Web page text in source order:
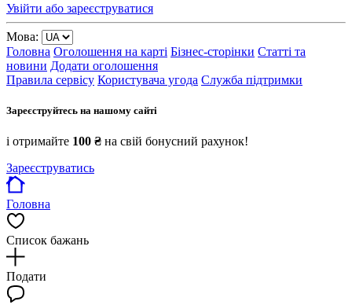
Увійти або зареєструватися
Мова:
Головна Оголошення на карті Бізнес-сторінки Статті та
новини Додати оголошення
Правила сервісу Користувача угода Служба підтримки
Зареєструйтесь на нашому сайті
і отримайте 100 ₴ на свій бонусний рахунок!
Зареєструватись
Головна
Список бажань
Подати